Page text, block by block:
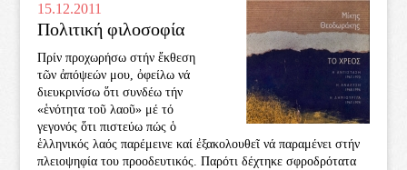
15.12.2011
Πολιτική φιλοσοφία
Πρίν προχωρήσω στήν ἔκθεση
τῶν ἀπόψεών μου, ὀφείλω νά
διευκρινίσω ὅτι συνδέω τήν
«ἑνότητα τοῦ λαοῦ» μέ τό
γεγονός ὅτι πιστεύω πώς ὁ
ἑλληνικός λαός παρέμεινε καί ἐξακολουθεῖ νά παραμένει στήν
πλειοψηφία του προοδευτικός. Παρότι δέχτηκε σφροδρότατα